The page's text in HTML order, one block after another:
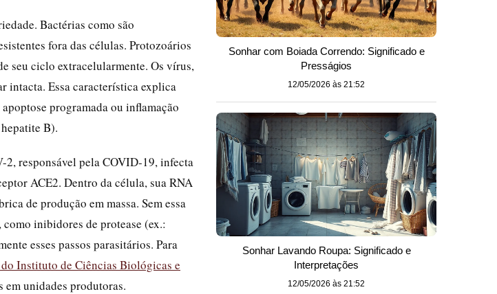
Bactérias como são
fora das células. Protozoários
seu ciclo extracelularmente. Os vírus,
intacta. Essa característica explica
programada ou inflamação
B).
2, responsável pela COVID-19, infecta
ACE2. Dentro da célula, sua RNA
de produção em massa. Sem essa
inibidores de protease (ex.:
esses passos parasitários. Para
Instituto de Ciências Biológicas e
em unidades produtoras.
Sonhar com Boiada Correndo: Significado e
Presságios
12/05/2026 às 21:52
Sonhar Lavando Roupa: Significado e
Interpretações
12/05/2026 às 21:52